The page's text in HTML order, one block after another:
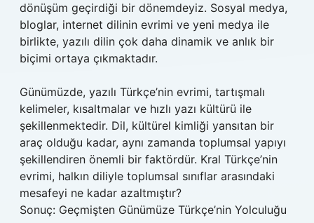
dönüşüm geçirdiği bir dönemdeyiz. Sosyal medya,
bloglar, internet dilinin evrimi ve yeni medya ile
birlikte, yazılı dilin çok daha dinamik ve anlık bir
biçimi ortaya çıkmaktadır.
Günümüzde, yazılı Türkçe’nin evrimi, tartışmalı
kelimeler, kısaltmalar ve hızlı yazı kültürü ile
şekillenmektedir. Dil, kültürel kimliği yansıtan bir
araç olduğu kadar, aynı zamanda toplumsal yapıyı
şekillendiren önemli bir faktördür. Kral Türkçe’nin
evrimi, halkın diliyle toplumsal sınıflar arasındaki
mesafeyi ne kadar azaltmıştır?
Sonuç: Geçmişten Günümüze Türkçe’nin Yolculuğu